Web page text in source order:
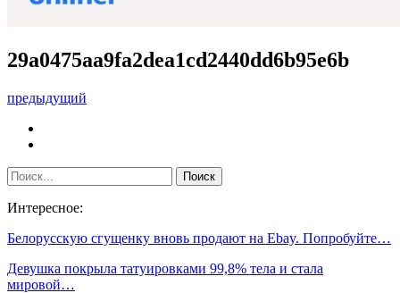
29a0475aa9fa2dea1cd2440dd6b95e6b
предыдущий
Интересное:
Белорусскую сгущенку вновь продают на Ebay. Попробуйте…
Девушка покрыла татуировками 99,8% тела и стала
мировой…